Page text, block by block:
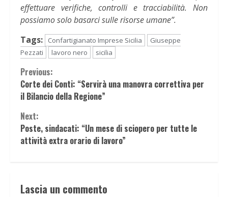
effettuare verifiche, controlli e tracciabilità. Non
possiamo solo basarci sulle risorse umane”.
Tags:
Confartigianato Imprese Sicilia
Giuseppe
Pezzati
lavoro nero sicilia
Continue
Reading
Previous:
Corte dei Conti: “Servirà una manovra correttiva per
il Bilancio della Regione”
Next:
Poste, sindacati: “Un mese di sciopero per tutte le
attività extra orario di lavoro”
Lascia un commento